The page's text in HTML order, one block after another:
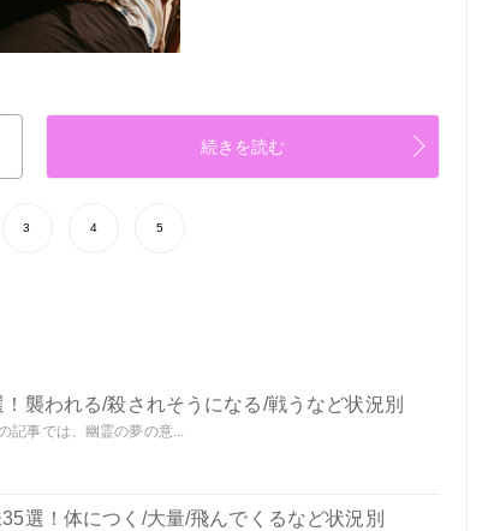
続きを読む
3 4 5
襲われる/殺されそうになる/戦うなど状況別
記事では、幽霊の夢の意...
選！体につく/大量/飛んでくるなど状況別